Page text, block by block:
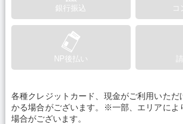
銀行振込
NP後払い
各種クレジットカード、現金がご利用いた
かる場合がございます。※一部、エリアによ
場合がございます。